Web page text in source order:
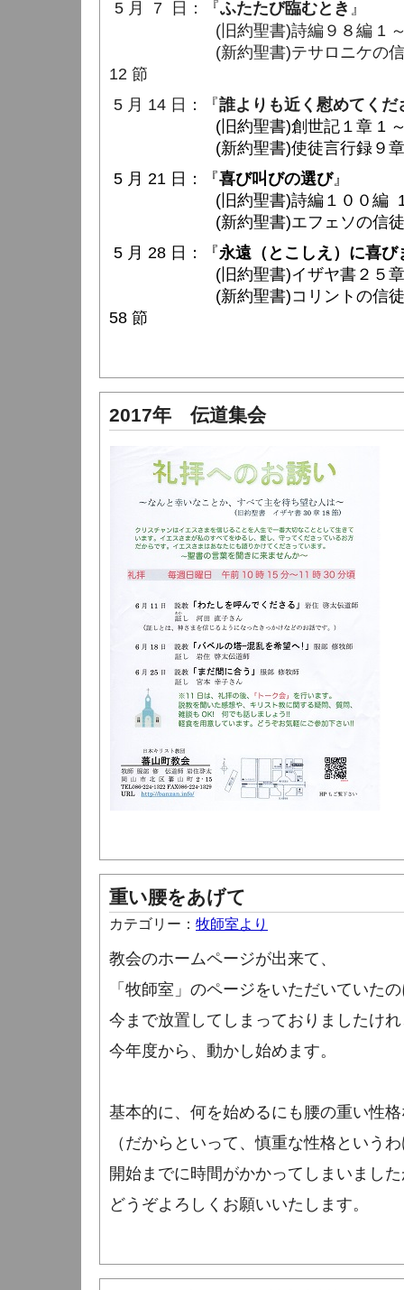
5 月 7 日：『ふたたび臨むとき 』
(旧約聖書)詩編９８編 1 ～
(新約聖書)テサロニケの信徒
12 節
5 月 14 日：『誰よりも近く慰めてくだ
(旧約聖書)創世記１章 1 ～
(新約聖書)使徒言行録９章
5 月 21 日：『喜び叫びの選び』
(旧約聖書)詩編１００編 1
(新約聖書)エフェソの信徒へ
5 月 28 日：『永遠（とこしえ）に喜び
(旧約聖書)イザヤ書２５章 6
(新約聖書)コリントの信徒へ
58 節
2017年 伝道集会
重い腰をあげて
カテゴリー： 牧師室より
教会のホームページが出来て、
「牧師室」のページをいただいていた
今まで放置してしまっておりましたけ
今年度から、動かし始めます。
基本的に、何を始めるにも腰の重い性
（だからといって、慎重な性格という
開始までに時間がかかってしまいまし
どうぞよろしくお願いいたします。